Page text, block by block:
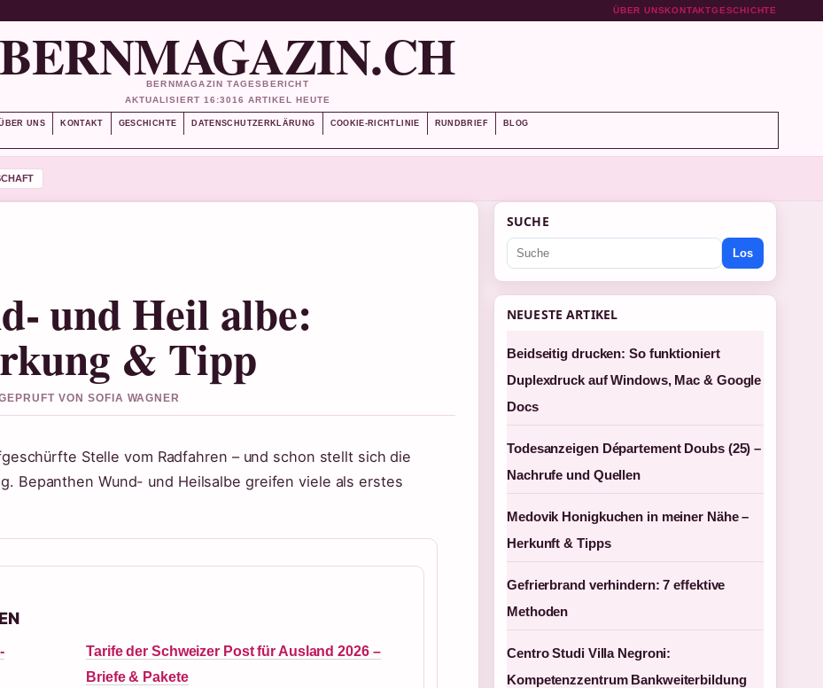
ÜBER UNSKONTAKTGESCHICHTE
BERNMAGAZIN.CH
BERNMAGAZIN TAGESBERICHT
AKTUALISIERT 16:3016 ARTIKEL HEUTE
UNS KONTAKT GESCHICHTE DATENSCHUTZERKLÄRUNG COOKIE-RICHTLINIE RUNDBRIEF BLOG
und Heil albe:
& Tipp
VON SOFIA WAGNER
Stelle vom Radfahren – und schon stellt sich die
Bepanthen Wund- und Heilsalbe greifen viele als erstes
Tarife der Schweizer Post für Ausland 2026 –
Briefe & Pakete
SUCHE
Los
NEUESTE ARTIKEL
Beidseitig drucken: So funktioniert
Duplexdruck auf Windows, Mac & Google
Docs
Todesanzeigen Département Doubs (25) –
Nachrufe und Quellen
Medovik Honigkuchen in meiner Nähe –
Herkunft & Tipps
Gefrierbrand verhindern: 7 effektive
Methoden
Centro Studi Villa Negroni:
Kompetenzzentrum Bankweiterbildung